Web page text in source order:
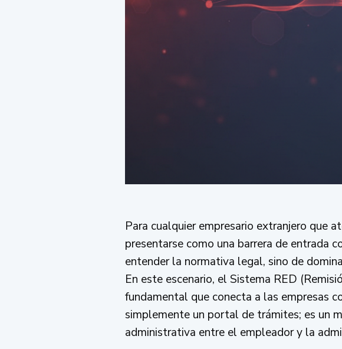
Para cualquier empresario extranjero que
presentarse como una barrera de entrada
entender la normativa legal, sino de
En este escenario, el Sistema RED
fundamental que conecta a las empresas
simplemente un portal de trámites; es un
administrativa entre el empleador y la